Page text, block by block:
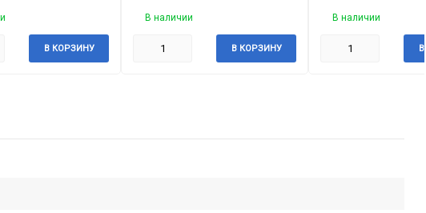
В КОРЗИНУ
В наличии
В КОРЗИНУ
В наличии